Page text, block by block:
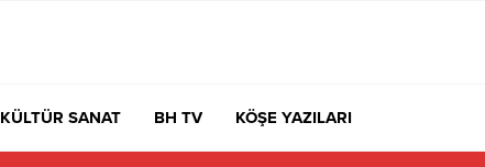
KÜLTÜR SANAT BH TV KÖŞE YAZILARI